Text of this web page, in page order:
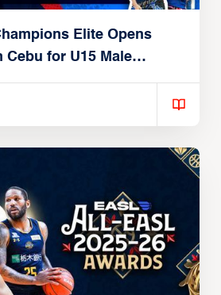
Elite Opens
Cebu for U15 Male